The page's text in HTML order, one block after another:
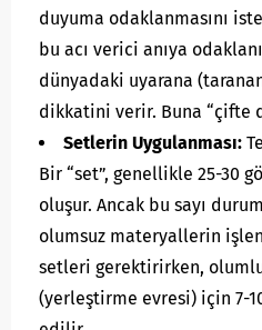
duyuma odaklanmasını
bu acı verici anıya
dünyadaki uyarana
dikkatini verir. Buna “çifte
Setlerin Uygulanması:
Bir “set”, genellikle 25-30
oluşur. Ancak bu sayı
olumsuz materyallerin
setleri gerektirirken,
(yerleştirme evresi) için 7-